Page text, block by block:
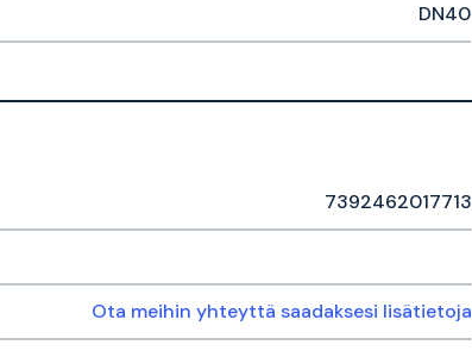
DN40
7392462017713
Ota meihin yhteyttä saadaksesi lisätietoja